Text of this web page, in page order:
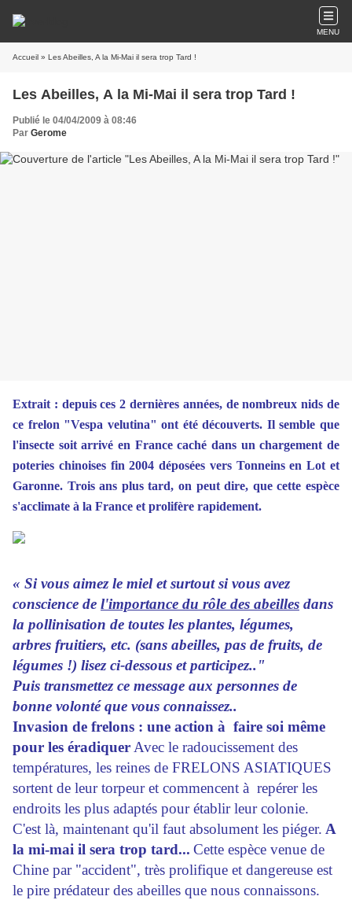
MENU
Accueil » Les Abeilles, A la Mi-Mai il sera trop Tard !
Les Abeilles, A la Mi-Mai il sera trop Tard !
Publié le 04/04/2009 à 08:46
Par Gerome
Extrait : depuis ces 2 dernières années, de nombreux nids de
ce frelon "Vespa velutina" ont été découverts. Il semble que
l'insecte soit arrivé en France caché dans un chargement de
poteries chinoises fin 2004 déposées vers Tonneins en Lot et
Garonne. Trois ans plus tard, on peut dire, que cette espèce
s'acclimate à la France et prolifère rapidement.
« Si vous aimez le miel et surtout si vous avez
conscience de l'importance du rôle des abeilles dans
la pollinisation de toutes les plantes, légumes,
arbres fruitiers, etc. (sans abeilles, pas de fruits, de
légumes !) lisez ci-dessous et participez.."
Puis transmettez ce message aux personnes de
bonne volonté que vous connaissez..
Invasion de frelons : une action à faire soi même
pour les éradiquer Avec le radoucissement des
températures, les reines de FRELONS ASIATIQUES
sortent de leur torpeur et commencent à repérer les
endroits les plus adaptés pour établir leur colonie.
C'est là, maintenant qu'il faut absolument les piéger. A
la mi-mai il sera trop tard... Cette espèce venue de
Chine par "accident", très prolifique et dangereuse est
le pire prédateur des abeilles que nous connaissons.